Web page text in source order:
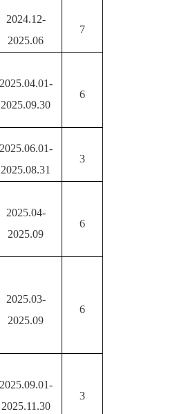
2024.12-
2025.06
7
2025.04.01-
2025.09.30
6
2025.06.01-
2025.08.31
3
2025.04-
2025.09
6
2025.03-
2025.09
6
2025.09.01-
2025.11.30
3